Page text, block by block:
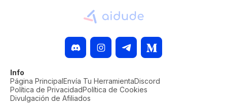
Info
Página PrincipalEnvía Tu HerramientaDiscord
Política de PrivacidadPolítica de Cookies
Divulgación de Afiliados